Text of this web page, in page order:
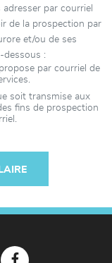
par courriel
de la prospection par
et/ou de ses
dessous :
par courriel de
soit transmise aux
fins de prospection